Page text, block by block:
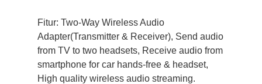
Fitur: Two-Way Wireless Audio
Adapter(Transmitter & Receiver), Send audio
from TV to two headsets, Receive audio from
smartphone for car hands-free & headset,
High quality wireless audio streaming.